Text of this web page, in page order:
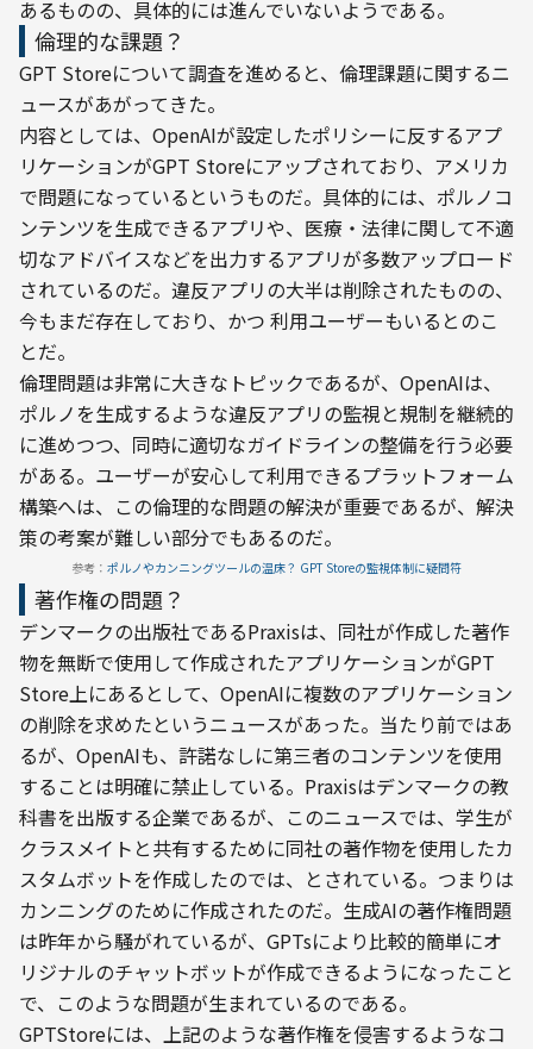
あるものの、具体的には進んでいないようである。
倫理的な課題？
GPT Storeについて調査を進めると、倫理課題に関するニ
ュースがあがってきた。
内容としては、OpenAIが設定したポリシーに反するアプ
リケーションがGPT Storeにアップされており、アメリカ
で問題になっているというものだ。具体的には、ポルノコ
ンテンツを生成できるアプリや、医療・法律に関して不適
切なアドバイスなどを出力するアプリが多数アップロード
されているのだ。違反アプリの大半は削除されたものの、
今もまだ存在しており、かつ 利用ユーザーもいるとのこ
とだ。
倫理問題は非常に大きなトピックであるが、OpenAIは、
ポルノを生成するような違反アプリの監視と規制を継続的
に進めつつ、同時に適切なガイドラインの整備を行う必要
がある。ユーザーが安心して利用できるプラットフォーム
構築へは、この倫理的な問題の解決が重要であるが、解決
策の考案が難しい部分でもあるのだ。
参考： ポルノやカンニングツールの温床？ GPT Storeの監視体制に疑問符
著作権の問題？
デンマークの出版社であるPraxisは、同社が作成した著作
物を無断で使用して作成されたアプリケーションがGPT
Store上にあるとして、OpenAIに複数のアプリケーション
の削除を求めたというニュースがあった。当たり前ではあ
るが、OpenAIも、許諾なしに第三者のコンテンツを使用
することは明確に禁止している。Praxisはデンマークの教
科書を出版する企業であるが、このニュースでは、学生が
クラスメイトと共有するために同社の著作物を使用したカ
スタムボットを作成したのでは、とされている。つまりは
カンニングのために作成されたのだ。生成AIの著作権問題
は昨年から騒がれているが、GPTsにより比較的簡単にオ
リジナルのチャットボットが作成できるようになったこと
で、このような問題が生まれているのである。
GPTStoreには、上記のような著作権を侵害するようなコ